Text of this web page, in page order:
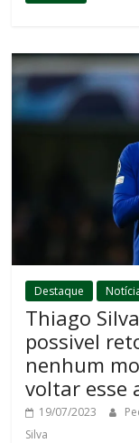
Destaque
Thiago
possivel
nenhum
voltar esse
19/07/2023
Silva